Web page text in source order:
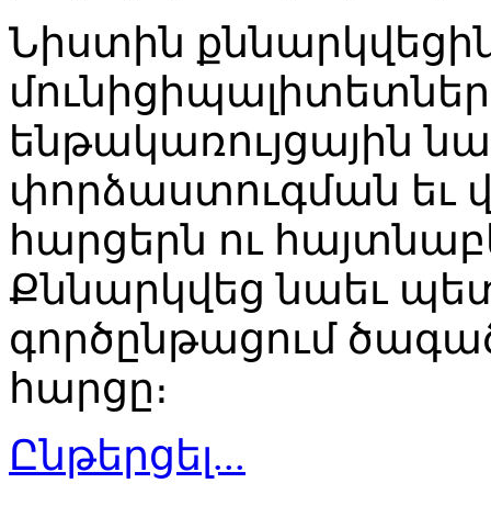
Նիստին
ենթակառույցային
փորձաստուգման եւ
հարցերն ու
Քննարկվեց նաեւ
գործընթացում
հարցը։
Ընթերցել...